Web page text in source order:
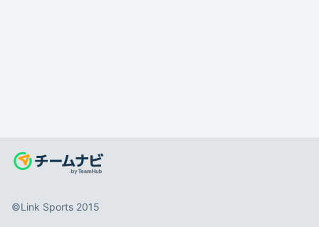
©️Link Sports 2015